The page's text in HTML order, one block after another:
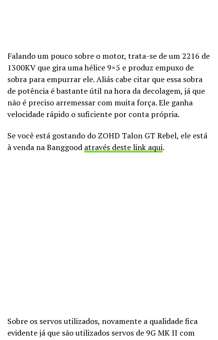
Falando um pouco sobre o motor, trata-se de um 2216 de
1300KV que gira uma hélice 9×5 e produz empuxo de
sobra para empurrar ele. Aliás cabe citar que essa sobra
de potência é bastante útil na hora da decolagem, já que
não é preciso arremessar com muita força. Ele ganha
velocidade rápido o suficiente por conta própria.
Se você está gostando do ZOHD Talon GT Rebel, ele está
à venda na Banggood através deste link aqui.
Sobre os servos utilizados, novamente a qualidade fica
evidente já que são utilizados servos de 9G MK II com